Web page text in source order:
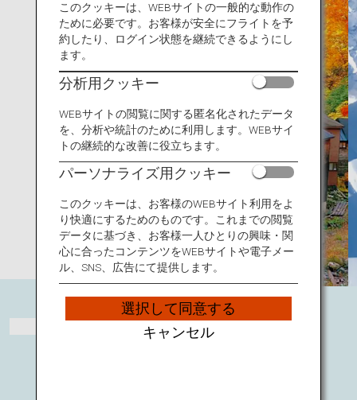
ANA サービス
奥ゆかしき、東北
このクッキーは、WEBサイトの一般的な動作の
ために必要です。お客様が安全にフライトを予
約したり、ログイン状態を継続できるようにし
ます。
分析用クッキー
WEBサイトの閲覧に関する匿名化されたデータ
を、分析や統計のために利用します。WEBサイ
トの継続的な改善に役立ちます。
パーソナライズ用クッキー
このクッキーは、お客様のWEBサイト利用をよ
り快適にするためのものです。これまでの閲覧
データに基づき、お客様一人ひとりの興味・関
心に合ったコンテンツをWEBサイトや電子メー
ル、SNS、広告にて提供します。
選択して同意する
キャンセル